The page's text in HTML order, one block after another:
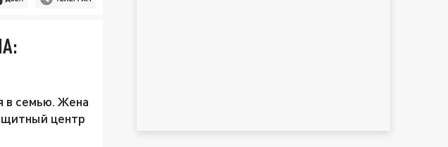
в семью. Жена
центр